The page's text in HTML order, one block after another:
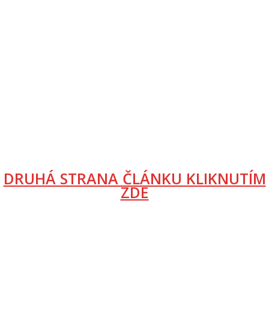
DRUHÁ STRANA ČLÁNKU KLIKNUTÍM
ZDE